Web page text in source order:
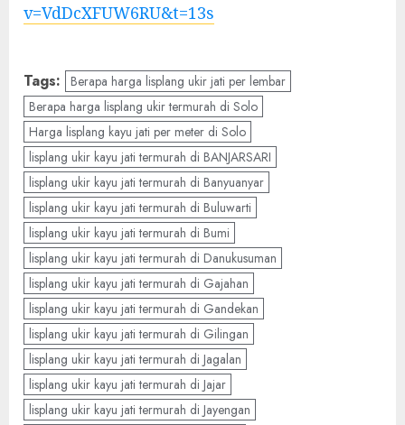
v=VdDcXFUW6RU&t=13s
Tags: Berapa harga lisplang ukir jati per lembar
Berapa harga lisplang ukir termurah di Solo
Harga lisplang kayu jati per meter di Solo
lisplang ukir kayu jati termurah di BANJARSARI
lisplang ukir kayu jati termurah di Banyuanyar
lisplang ukir kayu jati termurah di Buluwarti
lisplang ukir kayu jati termurah di Bumi
lisplang ukir kayu jati termurah di Danukusuman
lisplang ukir kayu jati termurah di Gajahan
lisplang ukir kayu jati termurah di Gandekan
lisplang ukir kayu jati termurah di Gilingan
lisplang ukir kayu jati termurah di Jagalan
lisplang ukir kayu jati termurah di Jajar
lisplang ukir kayu jati termurah di Jayengan